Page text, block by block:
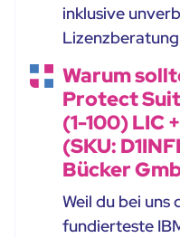
inklusive
Warum
Protect
(1-100) LIC
(SKU:
Bücker
Weil du bei uns
fundierteste